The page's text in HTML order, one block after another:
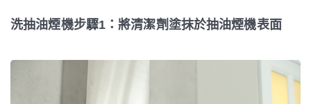
洗抽油煙機步驟1：將清潔劑塗抹於抽油煙機表面